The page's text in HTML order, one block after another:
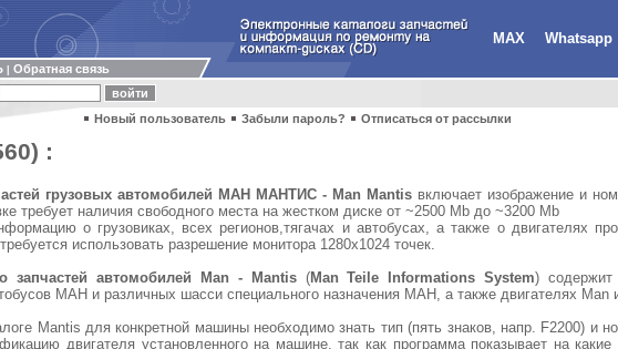
MAX Whatsapp
Обратная связь
Новый пользователь Забыли пароль? Отписаться от рассылки
:
грузовых автомобилей МАН МАНТИС - Man Mantis включает изображение и
требует наличия свободного места на жестком диске от ~2500 Mb до ~3200 Mb
о грузовиках, всех регионов,тягачах и автобусах, а также о двигателях
использовать разрешение монитора 1280x1024 точек.
запчастей автомобилей Man - Mantis(Man Teile Informations System) содержит
МАН и различных шасси специального назначения МАН, а также двигателях Man
Mantis для конкретной машины необходимо знать тип (пять знаков, напр. F2200) и
двигателя установленного на машине, так как программа показывает на